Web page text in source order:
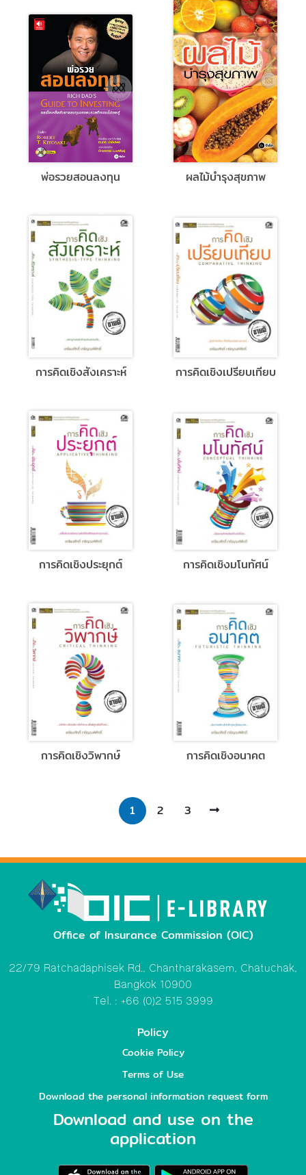
Quadrant
พ่อรวยสอนลงทุน ผลไม้บำรุงสุขภาพ
การคิดเชิงสังเคราะห์ การคิดเชิงเปรียบเทียบ
การคิดเชิงประยุกต์ การคิดเชิงมโนทัศน์
การคิดเชิงวิพากษ์ การคิดเชิงอนาคต
1 2 3
Office of Insurance Commission (OIC)
22/79 Ratchadaphisek Rd., Chantharakasem, Chatuchak,
Bangkok 10900
Tel. : +66 (0)2 515 3999
Policy
Cookie Policy
Terms of Use
Download the personal information request form
Download and use on the
application